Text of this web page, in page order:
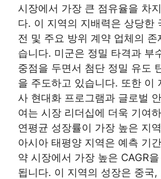
시장에서 가장 큰 점유율을 차
다. 이 지역의 지배력은 상당한
전 및 주요 방위 계약 업체의 존
습니다. 미군은 정밀 타격과 부
중점을 두면서 첨단 정밀 유도
을 주도하고 있습니다. 또한 이
사 현대화 프로그램과 글로벌
여는 시장 리더십에 더욱 기여
연평균 성장률이 가장 높은 지
아시아 태평양 지역은 예측 기
약 시장에서 가장 높은 CAGR
됩니다. 이 지역의 성장은 중국